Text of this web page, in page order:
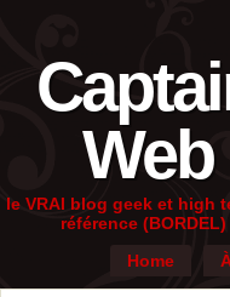
Web
le VRAI blog geek et high
référence (BORDEL)
Home